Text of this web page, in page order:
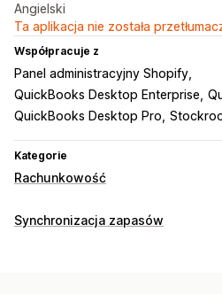
Angielski
Ta aplikacja nie została
Współpracuje z
Panel administracyjny Shopify
QuickBooks Desktop Enterprise
QuickBooks Desktop Pro
Kategorie
Rachunkowość
Raporty finansowe
Synchronizacja zapasów